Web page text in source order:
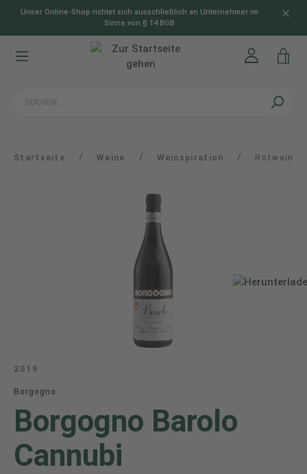
springen
Unser Online-Shop richtet sich ausschließlich an Unternehmer im
Sinne von § 14 BGB
Startseite / Weine / Weinspiration / Rotwein
2019
Borgogno
Borgogno Barolo
Cannubi